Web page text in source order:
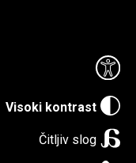
Visoki kontrast
Čitljiv slog